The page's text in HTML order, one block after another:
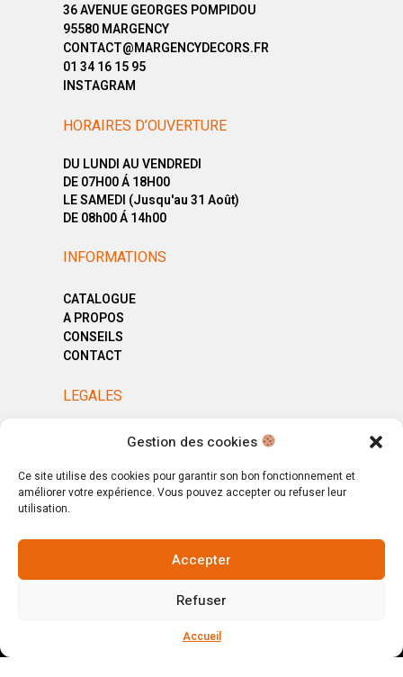
Gestion des cookies
Ce site utilise des cookies pour garantir son bon fonctionnement et
améliorer votre expérience. Vous pouvez accepter ou refuser leur
utilisation.
Accepter
Refuser
Accueil
36 AVENUE GEORGES POMPIDOU
95580 MARGENCY
CONTACT@MARGENCYDECORS.FR
01 34 16 15 95
INSTAGRAM
HORAIRES D’OUVERTURE
DU LUNDI AU VENDREDI
DE 07H00 Á 18H00
LE SAMEDI (Jusqu'au 31 Août)
DE 08h00 Á 14h00
INFORMATIONS
CATALOGUE
A PROPOS
CONSEILS
CONTACT
LEGALES
MENTIONS LÉGALES
CGV
© Copyright 2025. All Rights Reserved.
Votre magasin, votre intérieur.